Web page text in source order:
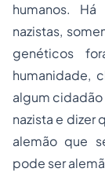
humanos.
nazistas,
genéticos
humanidade,
algum cidadão
nazista e dizer
alemão que
pode ser